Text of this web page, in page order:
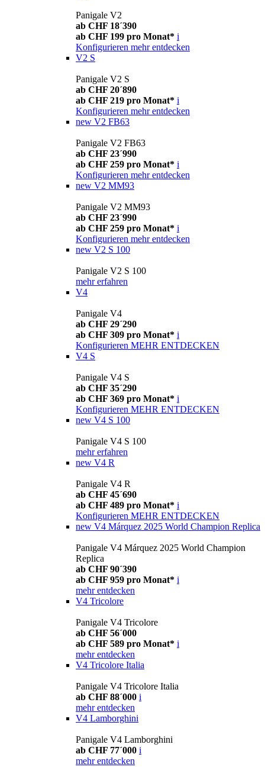
Panigale V2
ab CHF 18´390
ab CHF 199 pro Monat* i
Konfigurieren mehr entdecken
V2 S
Panigale V2 S
ab CHF 20´890
ab CHF 219 pro Monat* i
Konfigurieren mehr entdecken
new V2 FB63
Panigale V2 FB63
ab CHF 23´990
ab CHF 259 pro Monat* i
Konfigurieren mehr entdecken
new V2 MM93
Panigale V2 MM93
ab CHF 23´990
ab CHF 259 pro Monat* i
Konfigurieren mehr entdecken
new V2 S 100
Panigale V2 S 100
mehr erfahren
V4
Panigale V4
ab CHF 29´290
ab CHF 309 pro Monat* i
Konfigurieren MEHR ENTDECKEN
V4 S
Panigale V4 S
ab CHF 35´290
ab CHF 369 pro Monat* i
Konfigurieren MEHR ENTDECKEN
new V4 S 100
Panigale V4 S 100
mehr erfahren
new V4 R
Panigale V4 R
ab CHF 45´690
ab CHF 489 pro Monat* i
Konfigurieren MEHR ENTDECKEN
new V4 Márquez 2025 World Champion Replica
Panigale V4 Márquez 2025 World Champion
Replica
ab CHF 90´390
ab CHF 959 pro Monat* i
mehr entdecken
V4 Tricolore
Panigale V4 Tricolore
ab CHF 56´000
ab CHF 589 pro Monat* i
mehr entdecken
V4 Tricolore Italia
Panigale V4 Tricolore Italia
ab CHF 88´000 i
mehr entdecken
V4 Lamborghini
Panigale V4 Lamborghini
ab CHF 77´000 i
mehr entdecken